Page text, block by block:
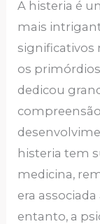
A histeria é
mais
significativos
os
dedicou
histeria tem
medicina,
era
entanto, a